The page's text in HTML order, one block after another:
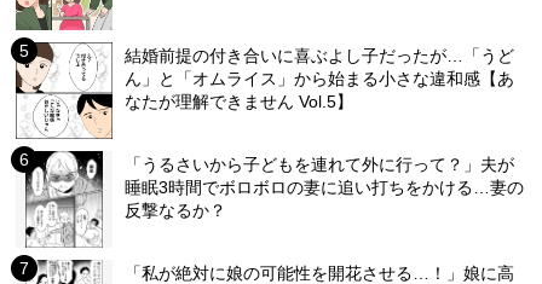
結婚前提の付き合いに喜ぶよし子だったが…「うど
ん」と「オムライス」から始まる小さな違和感【あ
なたが理解できません Vol.5】
「うるさいから子どもを連れて外に行って？」夫が
睡眠3時間でボロボロの妻に追い打ちをかける…妻の
反撃なるか？
「私が絶対に娘の可能性を開花させる…！」娘に高